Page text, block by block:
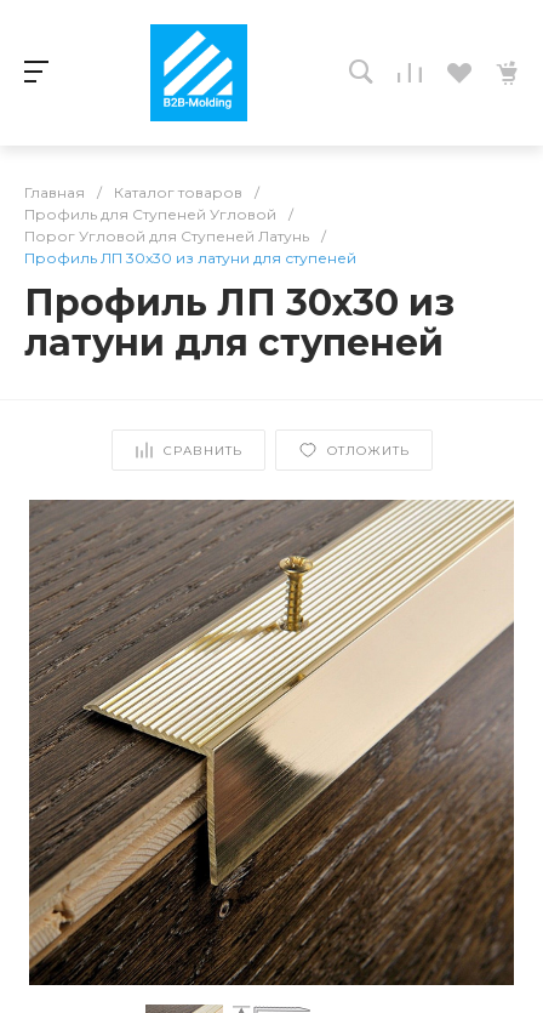
Главная / Каталог товаров
/
Профиль для Ступеней Угловой
/
Порог Угловой для Ступеней Латунь
/
Профиль ЛП 30x30 из латуни для ступеней
Профиль ЛП 30x30 из
латуни для ступеней
СРАВНИТЬ ОТЛОЖИТЬ